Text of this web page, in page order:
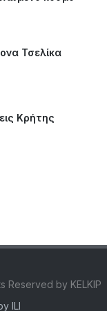
Τσελίκα
Κρήτης
Reserved by KELKIP
ILI